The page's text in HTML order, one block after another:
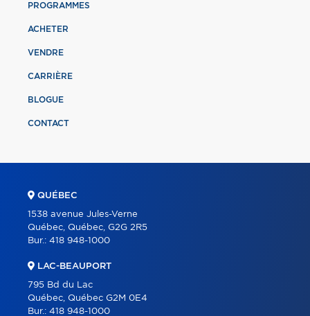
PROGRAMMES
ACHETER
VENDRE
CARRIÈRE
BLOGUE
CONTACT
QUÉBEC
1538 avenue Jules-Verne
Québec, Québec, G2G 2R5
Bur.: 418 948-1000
LAC-BEAUPORT
795 Bd du Lac
Québec, Québec G2M 0E4
Bur.: 418 948-1000